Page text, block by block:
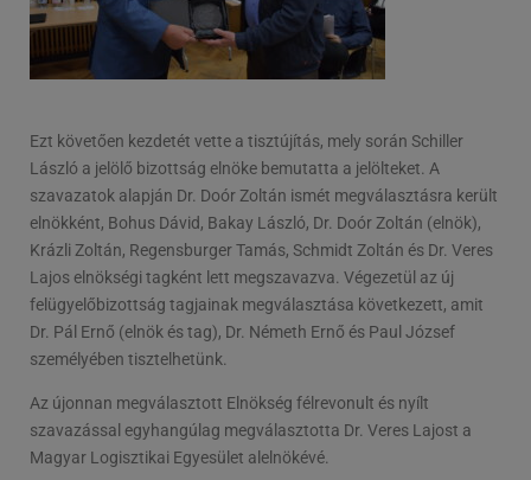
Ezt követően kezdetét vette a tisztújítás, mely során Schiller
László a jelölő bizottság elnöke bemutatta a jelölteket. A
szavazatok alapján Dr. Doór Zoltán ismét megválasztásra került
elnökként, Bohus Dávid, Bakay László, Dr. Doór Zoltán (elnök),
Krázli Zoltán, Regensburger Tamás, Schmidt Zoltán és Dr. Veres
Lajos elnökségi tagként lett megszavazva. Végezetül az új
felügyelőbizottság tagjainak megválasztása következett, amit
Dr. Pál Ernő (elnök és tag), Dr. Németh Ernő és Paul József
személyében tisztelhetünk.
Az újonnan megválasztott Elnökség félrevonult és nyílt
szavazással egyhangúlag megválasztotta Dr. Veres Lajost a
Magyar Logisztikai Egyesület alelnökévé.